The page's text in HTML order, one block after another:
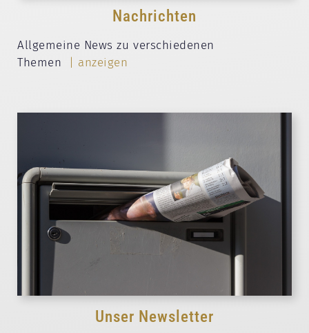
Nachrichten
Allgemeine News zu verschiedenen
Themen
| anzeigen
Unser Newsletter